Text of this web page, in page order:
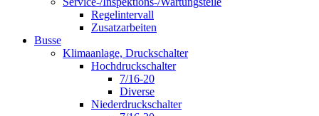
Regelintervall
Zusatzarbeiten
Busse
Klimaanlage, Druckschalter
Hochdruckschalter
7/16-20
Diverse
Niederdruckschalter